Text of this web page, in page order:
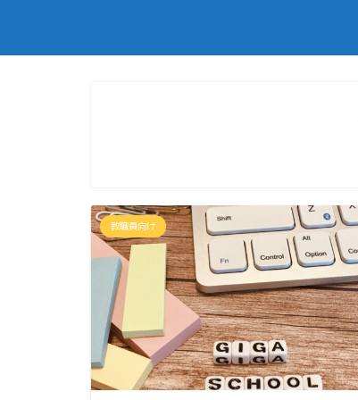
教職員向け